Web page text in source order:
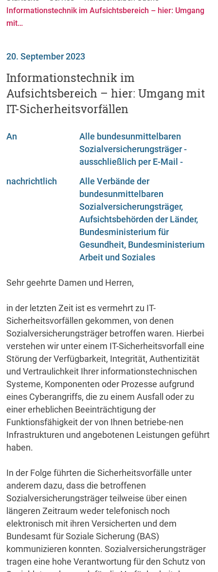
Informationstechnik im Aufsichtsbereich – hier: Umgang
mit…
20. September 2023
Informationstechnik im
Aufsichtsbereich – hier: Umgang mit
IT-Sicherheitsvorfällen
An
Alle bundesunmittelbaren
Sozialversicherungsträger -
ausschließlich per E-Mail -
nachrichtlich
Alle Verbände der
bundesunmittelbaren
Sozialversicherungsträger,
Aufsichtsbehörden der Länder,
Bundesministerium für
Gesundheit, Bundesministerium
Arbeit und Soziales
Sehr geehrte Damen und Herren,
in der letzten Zeit ist es vermehrt zu IT-
Sicherheitsvorfällen gekommen, von denen
Sozialversicherungsträger betroffen waren. Hierbei
verstehen wir unter einem IT-Sicherheitsvorfall eine
Störung der Verfügbarkeit, Integrität, Authentizität
und Vertraulichkeit Ihrer informationstechnischen
Systeme, Komponenten oder Prozesse aufgrund
eines Cyberangriffs, die zu einem Ausfall oder zu
einer erheblichen Beeinträchtigung der
Funktionsfähigkeit der von Ihnen betriebe-nen
Infrastrukturen und angebotenen Leistungen geführt
haben.
In der Folge führten die Sicherheitsvorfälle unter
anderem dazu, dass die betroffenen
Sozialversicherungsträger teilweise über einen
längeren Zeitraum weder telefonisch noch
elektronisch mit ihren Versicherten und dem
Bundesamt für Soziale Sicherung (BAS)
kommunizieren konnten. Sozialversicherungsträger
tragen eine hohe Verantwortung für den Schutz von